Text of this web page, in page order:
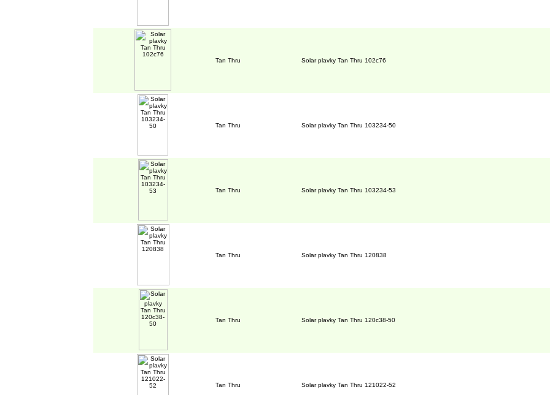
Tan Thru Solar plavky Tan Thru 102c76
Tan Thru Solar plavky Tan Thru 103234-50
Tan Thru Solar plavky Tan Thru 103234-53
Tan Thru Solar plavky Tan Thru 120838
Tan Thru Solar plavky Tan Thru 120c38-50
Tan Thru Solar plavky Tan Thru 121022-52